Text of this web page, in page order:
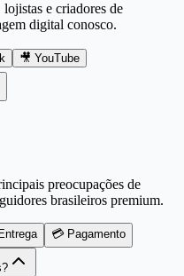
e criadores de
digital conosco.
🎥 YouTube
preocupações de
brasileiros premium.
💳 Pagamento